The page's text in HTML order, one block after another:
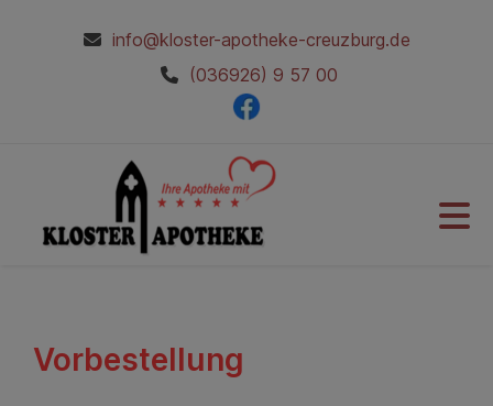
info@kloster-apotheke-creuzburg.de
(036926) 9 57 00
Vorbestellung